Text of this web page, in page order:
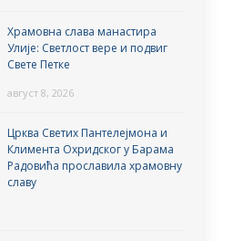
Храмовна слава манастира
Улије: Светлост вере и подвиг
Свете Петке
август 8, 2026
Црква Светих Пантелејмона и
Климента Охридског у Барама
Радовића прославила храмовну
славу